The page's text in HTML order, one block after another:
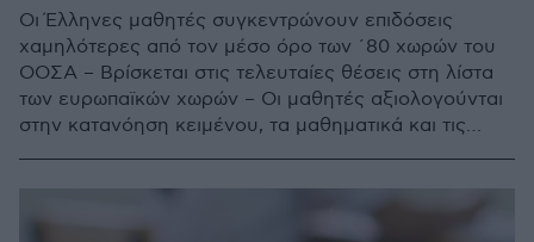
Οι Έλληνες μαθητές συγκεντρώνουν επιδόσεις
χαμηλότερες από τον μέσο όρο των ΄80 χωρών του
ΟΟΣΑ – Βρίσκεται στις τελευταίες θέσεις στη λίστα
των ευρωπαϊκών χωρών – Οι μαθητές αξιολογούνται
στην κατανόηση κειμένου, τα μαθηματικά και τις